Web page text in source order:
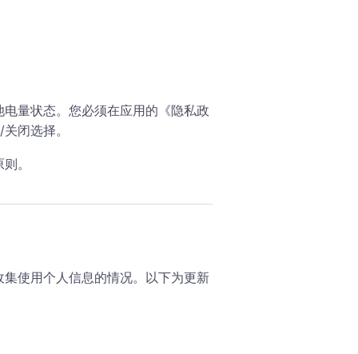
量状态。您必须在应用的《隐私政
闭选择。
。
使用个人信息的情况。以下为更新